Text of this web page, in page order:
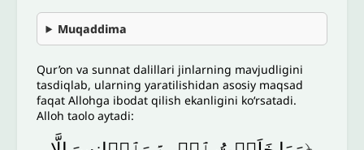
Muqaddima
Qur’on va sunnat dalillari jinlarning mavjudligini
tasdiqlab, ularning yaratilishidan asosiy maqsad
faqat Allohga ibodat qilish ekanligini ko‘rsatadi.
Alloh taolo aytadi: